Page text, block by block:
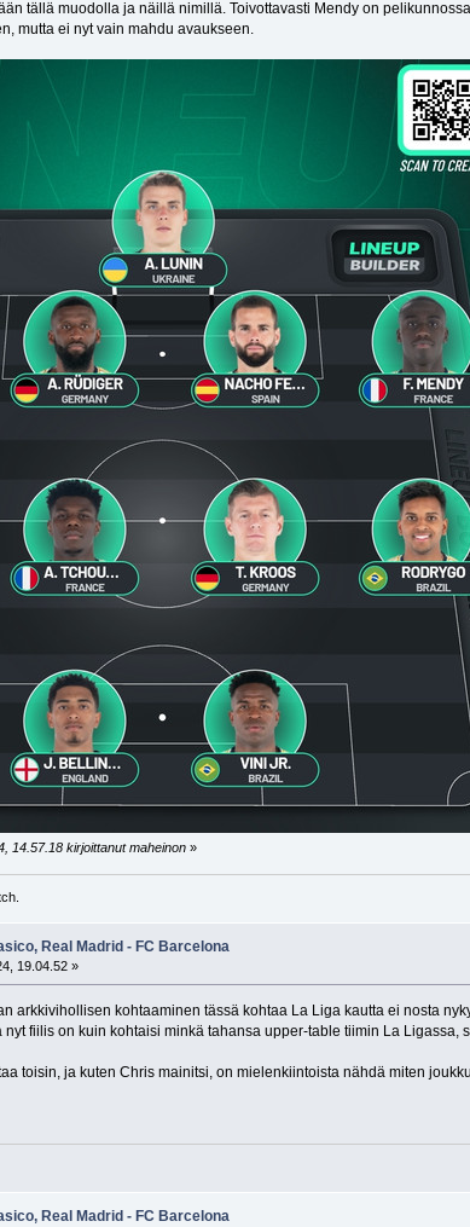
tällä muodolla ja näillä nimillä. Toivottavasti Mendy on
mutta ei nyt vain mahdu avaukseen.
14.57.18 kirjoittanut maheinon»
Real Madrid - FC Barcelona
19.04.52 »
arkkivihollisen kohtaaminen tässä kohtaa La Liga kautta ei nosta
fiilis on kuin kohtaisi minkä tahansa upper-table tiimin La Ligassa,
toisin, ja kuten Chris mainitsi, on mielenkiintoista nähdä miten
Real Madrid - FC Barcelona